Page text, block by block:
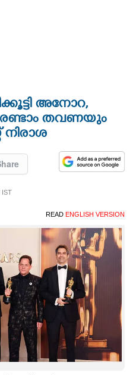
അനോറ,
തവണയും
നിരാശ
IST
READ ENGLISH VERSION